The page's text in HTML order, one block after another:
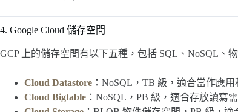
4. Google Cloud 儲存空間
GCP 上的儲存空間有以下五種，包括 SQL、NoSQL、
Cloud Datastore ：NoSQL，TB 級，適合當作應
Cloud Bigtable ：NoSQL，PB 級，適合存放讀寫